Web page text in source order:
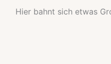
Hier bahnt sich etwas